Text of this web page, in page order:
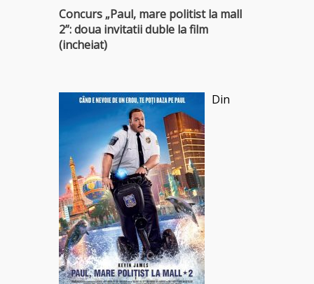
Concurs „Paul, mare politist la mall
2”: doua invitatii duble la film
(incheiat)
Din